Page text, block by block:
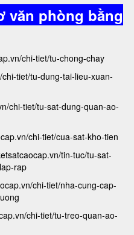
văn phòng bằng
chi-tiet/tu-chong-chay
tiet/tu-dung-tai-lieu-xuan-
chi-tiet/tu-sat-dung-quan-ao-
chi-tiet/cua-sat-kho-tien
tin-tuc/tu-sat-
rap
chi-tiet/nha-cung-cap-
chi-tiet/tu-treo-quan-ao-